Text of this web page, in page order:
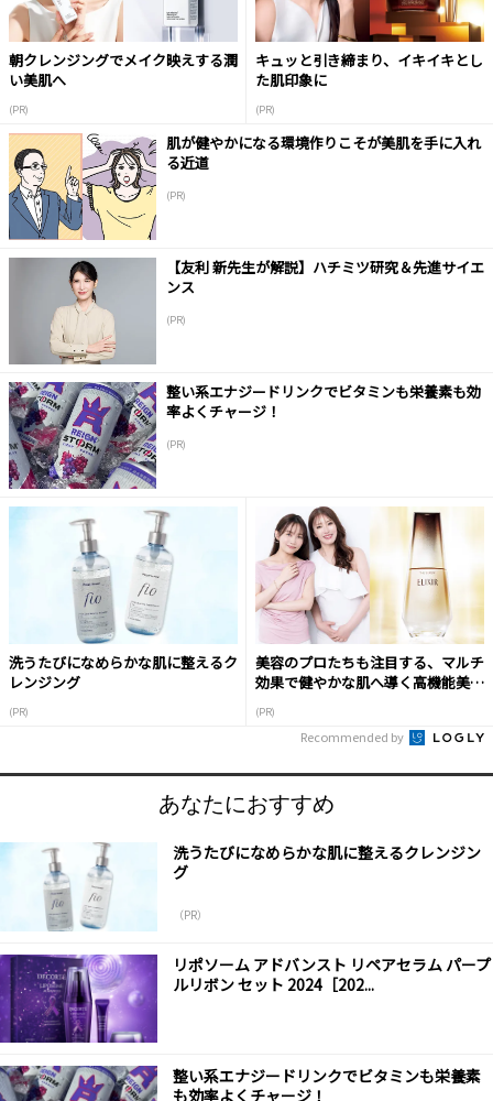
朝クレンジングでメイク映えする潤
い美肌へ
(PR)
キュッと引き締まり、イキイキとし
た肌印象に
(PR)
肌が健やかになる環境作りこそが美肌を手に入れ
る近道
(PR)
【友利 新先生が解説】ハチミツ研究＆先進サイエ
ンス
(PR)
整い系エナジードリンクでビタミンも栄養素も効
率よくチャージ！
(PR)
洗うたびになめらかな肌に整えるク
レンジング
(PR)
美容のプロたちも注目する、マルチ
効果で健やかな肌へ導く高機能美容
(PR)
Recommended by
あなたにおすすめ
洗うたびになめらかな肌に整えるクレンジン
グ
（PR）
リポソーム アドバンスト リペアセラム パープ
ルリボン セット 2024［202...
整い系エナジードリンクでビタミンも栄養素
も効率よくチャージ！